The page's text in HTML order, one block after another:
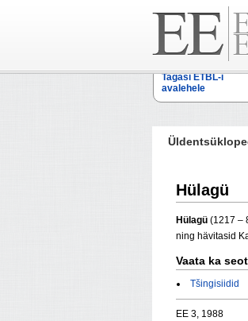
Tagasi ETBL-i
avalehele
Hülagü
Hülagü (1217 –
ning hävitasid
Vaata ka
Tšingisiidid
EE 3, 1988